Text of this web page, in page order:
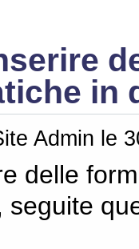
in
Admin le
delle
seguite